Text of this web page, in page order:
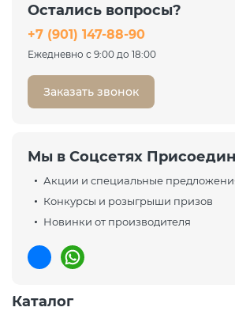
12 812 ₽ 17 083 ₽
Остались вопросы?
+7 (901) 147-88-90
Ежедневно с 9:00 до 18:00
Заказать звонок
Мы в Соцсетях
Акции и специальные
Конкурсы и розыгрыши призов
Новинки от производителя
Каталог